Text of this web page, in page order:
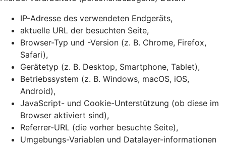
IP-Adresse des verwendeten Endgeräts,
aktuelle URL der besuchten Seite,
Browser-Typ und -Version (z. B. Chrome, Firefox,
Safari),
Gerätetyp (z. B. Desktop, Smartphone, Tablet),
Betriebssystem (z. B. Windows, macOS, iOS,
Android),
JavaScript- und Cookie-Unterstützung (ob diese im
Browser aktiviert sind),
Referrer-URL (die vorher besuchte Seite),
Umgebungs-Variablen und Datalayer-informationen